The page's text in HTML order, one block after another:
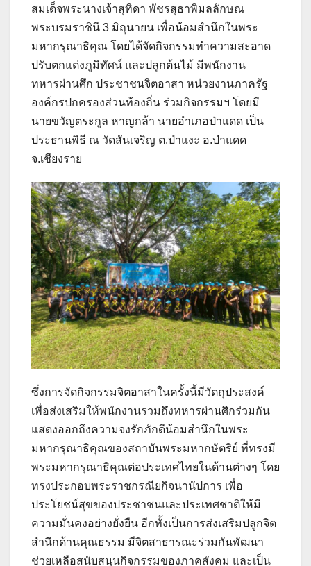
สมเด็จพระนางเจ้าสุทิดา พัชรสุธาพิมลลักษณ
พระบรมราชินี 3 มิถุนายน เพื่อน้อมสำนึกในพระ
มหากรุณาธิคุณ โดยได้จัดกิจกรรมทำความสะอาด
ปรับตกแต่งภูมิทัศน์ และปลูกต้นไม้ มีพนักงาน
ทหารผ่านศึก ประชาชนจิตอาสา หน่วยงานภาครัฐ
องค์กรปกครองส่วนท้องถิ่น ร่วมกิจกรรมฯ โดยมี
นายขวัญตระกูล หาญกล้า นายอำเภอป่าแดด เป็น
ประธานพิธี ณ วัดสันเจริญ ต.ป่าแงะ อ.ป่าแดด
จ.เชียงราย
ซึ่งการจัดกิจกรรมจิตอาสาในครั้งนี้มีวัตถุประสงค์
เพื่อส่งเสริมให้พนักงานรวมถึงทหารผ่านศึกร่วมกัน
แสดงออกถึงความจงรักภักดีน้อมสำนึกในพระ
มหากรุณาธิคุณของสถาบันพระมหากษัตริย์ ที่ทรงมี
พระมหากรุณาธิคุณต่อประเทศไทยในด้านต่างๆ โดย
ทรงประกอบพระราชกรณียกิจนานัปการ เพื่อ
ประโยชน์สุขของประชาชนและประเทศชาติให้มี
ความมั่นคงอย่างยั่งยืน อีกทั้งเป็นการส่งเสริมปลูกจิต
สำนึกด้านคุณธรรม มีจิตสาธารณะร่วมกันพัฒนา
ช่วยเหลือสนับสนุนกิจกรรมของภาคสังคม และเป็น